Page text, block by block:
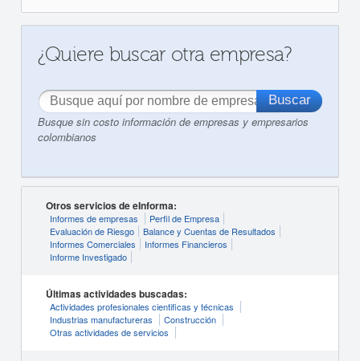
¿Quiere buscar otra empresa?
Busque sin costo información de empresas y empresarios
colombianos
Otros servicios de eInforma:
Informes de empresas
Perfil de Empresa
Evaluación de Riesgo
Balance y Cuentas de Resultados
Informes Comerciales
Informes Financieros
Informe Investigado
Últimas actividades buscadas:
Actividades profesionales cientificas y técnicas
Industrias manufactureras
Construcción
Otras actividades de servicios